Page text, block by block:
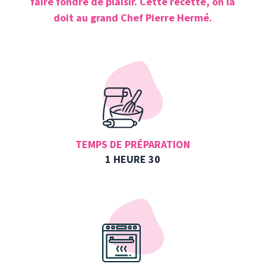
doit au grand Chef Pierre Hermé.
TEMPS DE PRÉPARATION
1 HEURE 30